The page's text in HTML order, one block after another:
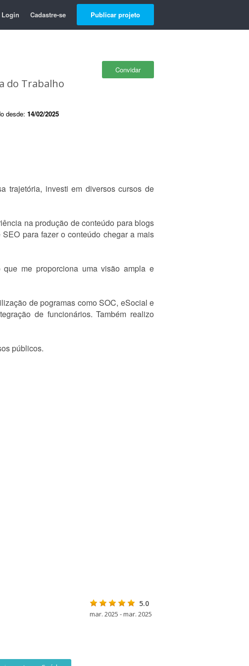
Login Cadastre-se Publicar projeto
Convidar
do Trabalho
desde: 14/02/2025
trajetória, investi em diversos cursos de
na produção de conteúdo para blogs
para fazer o conteúdo chegar a mais
me proporciona uma visão ampla e
de pogramas como SOC, eSocial e
de funcionários. Também realizo
públicos.
5.0
mar. 2025 - mar. 2025